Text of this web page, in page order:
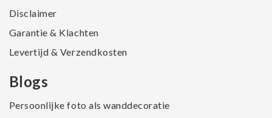
Disclaimer
Garantie & Klachten
Levertijd & Verzendkosten
Blogs
Persoonlijke foto als wanddecoratie